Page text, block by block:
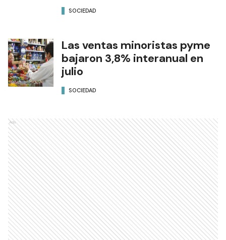
SOCIEDAD
Las ventas minoristas pyme
bajaron 3,8% interanual en
julio
SOCIEDAD
Ads